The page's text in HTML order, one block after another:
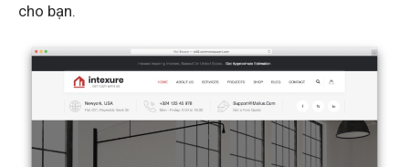
cho bạn.